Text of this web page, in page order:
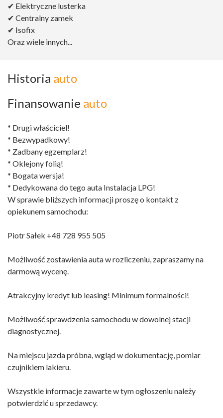
✔ Elektryczne lusterka
✔ Centralny zamek
✔ Isofix
Oraz wiele innych...
Historia auto
Finansowanie auto
* Drugi właściciel!
* Bezwypadkowy!
* Zadbany egzemplarz!
* Oklejony folią!
* Bogata wersja!
* Dedykowana do tego auta Instalacja LPG!
W sprawie bliższych informacji proszę o kontakt z
opiekunem samochodu:
Piotr Sałek +48 728 955 505
Możliwość zostawienia auta w rozliczeniu, zapraszamy na
darmową wycenę.
Atrakcyjny kredyt lub leasing! Minimum formalności!
Możliwość sprawdzenia samochodu w dowolnej stacji
diagnostycznej.
Na miejscu jazda próbna, wgląd w dokumentację, pomiar
czujnikiem lakieru.
Wszystkie informacje zawarte w tym ogłoszeniu należy
potwierdzić u sprzedawcy.